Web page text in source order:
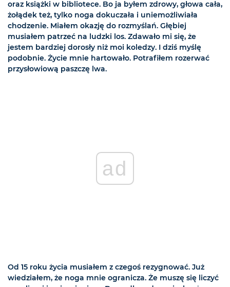
oraz książki w bibliotece. Bo ja byłem zdrowy, głowa cała,
żołądek też, tylko noga dokuczała i uniemożliwiała
chodzenie. Miałem okazję do rozmyślań. Głębiej
musiałem patrzeć na ludzki los. Zdawało mi się, że
jestem bardziej dorosły niż moi koledzy. I dziś myślę
podobnie. Życie mnie hartowało. Potrafiłem rozerwać
przysłowiową paszczę lwa.
ad
Od 15 roku życia musiałem z czegoś rezygnować. Już
wiedziałem, że noga mnie ogranicza. Że muszę się liczyć